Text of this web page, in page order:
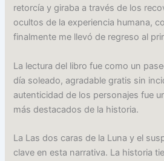
retorcía y giraba a través de los
ocultos de la experiencia humana,
finalmente me llevó de regreso al
La lectura del libro fue como un
día soleado, agradable gratis sin
autenticidad de los personajes fue
más destacados de la historia.
La Las dos caras de la Luna y el
clave en esta narrativa. La historia